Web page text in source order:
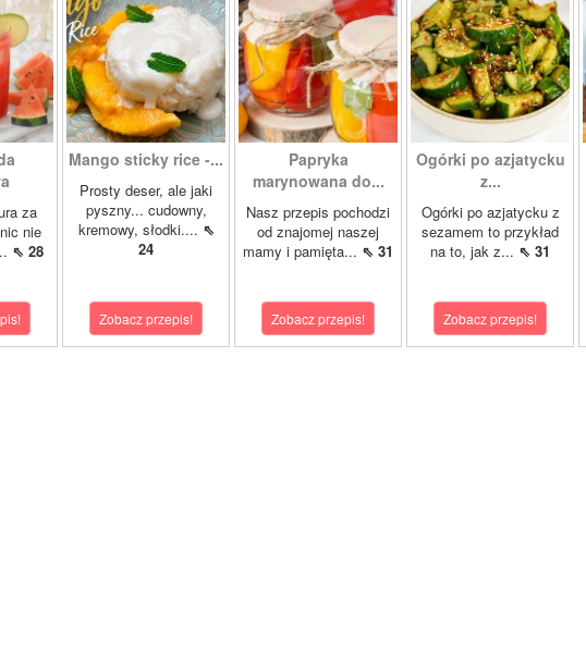
za
nie
⇖ 28
Mango sticky rice -...
Prosty deser, ale jaki
pyszny... cudowny,
kremowy, słodki.... ⇖
24
Zobacz przepis!
Papryka
marynowana do...
Nasz przepis pochodzi
od znajomej naszej
mamy i pamięta... ⇖ 31
Zobacz przepis!
Ogórki po azjatycku
z...
Ogórki po azjatycku z
sezamem to przykład
na to, jak z... ⇖ 31
Zobacz przepis!